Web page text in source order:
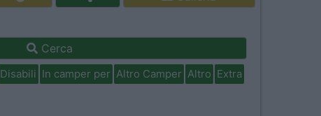
Cerca
Disabili In camper per Altro Camper Altro Extra